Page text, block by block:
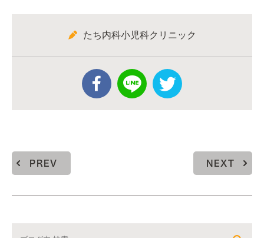
たち内科小児科クリニック
PREV NEXT